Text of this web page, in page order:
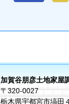
加賀谷朋彦土地家屋
〒320-0027
栃木県宇都宮市塙田